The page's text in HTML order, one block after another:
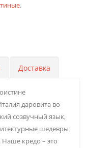
.
Доставка
даровита во
созвучный язык,
шедевры
кредо – это